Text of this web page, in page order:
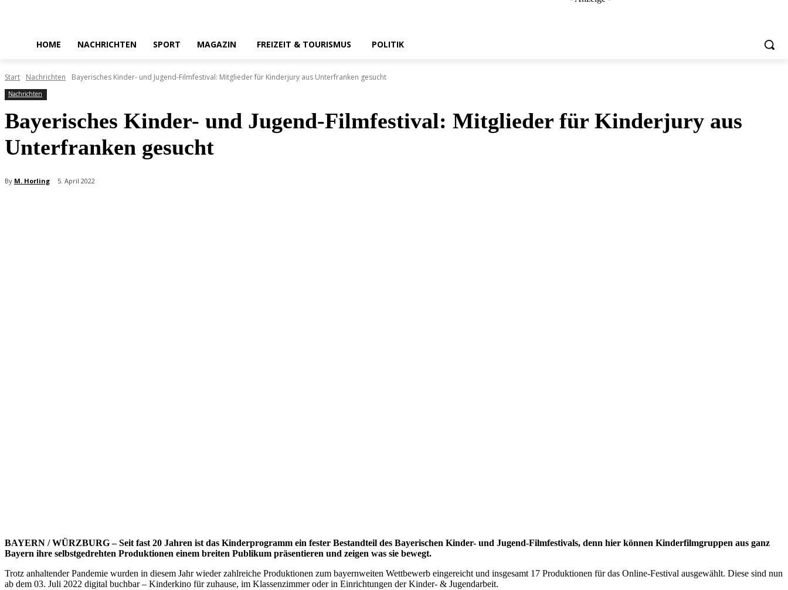
HOME NACHRICHTEN SPORT MAGAZIN FREIZEIT & TOURISMUS POLITIK
Start Nachrichten Bayerisches Kinder- und Jugend-Filmfestival: Mitglieder für Kinderjury aus Unterfranken gesucht
Nachrichten
Bayerisches Kinder- und Jugend-Filmfestival: Mitglieder für Kinderjury aus
Unterfranken gesucht
By M. Horling 5. April 2022
BAYERN / WÜRZBURG – Seit fast 20 Jahren ist das Kinderprogramm ein fester Bestandteil des Bayerischen Kinder- und Jugend-Filmfestivals, denn hier können Kinderfilmgruppen aus ganz
Bayern ihre selbstgedrehten Produktionen einem breiten Publikum präsentieren und zeigen was sie bewegt.
Trotz anhaltender Pandemie wurden in diesem Jahr wieder zahlreiche Produktionen zum bayernweiten Wettbewerb eingereicht und insgesamt 17 Produktionen für das Online-Festival ausgewählt. Diese sind nun
ab dem 03. Juli 2022 digital buchbar – Kinderkino für zuhause, im Klassenzimmer oder in Einrichtungen der Kinder- & Jugendarbeit.